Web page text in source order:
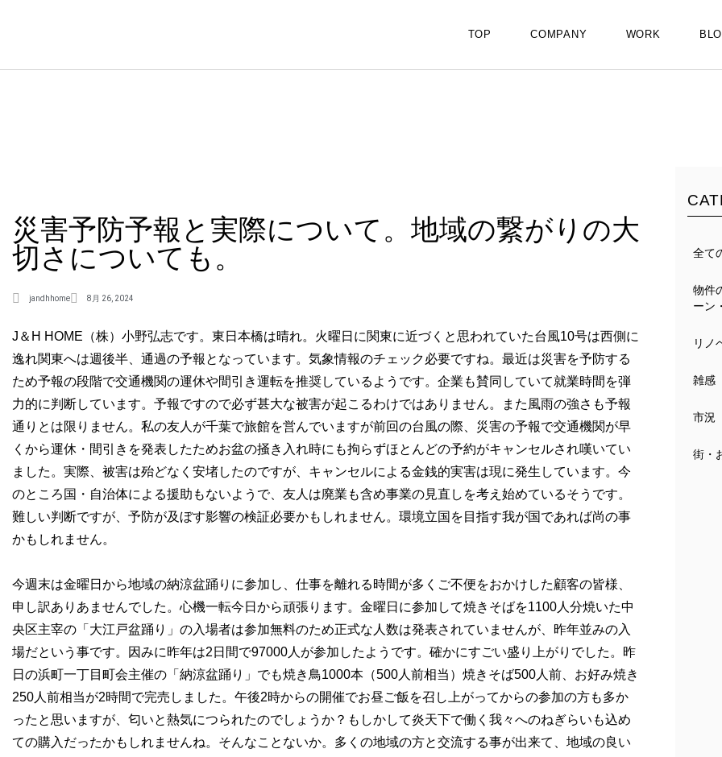
TOP COMPANY WORK
災害予防予報と実際について。地域の繋がりの大
切さについても。
jandhhome 8月 26, 2024
J＆H HOME（株）小野弘志です。東日本橋は晴れ。火曜日に関東に近づくと思われていた台風10号は西側に
逸れ関東へは週後半、通過の予報となっています。気象情報のチェック必要ですね。最近は災害を予防する
ため予報の段階で交通機関の運休や間引き運転を推奨しているようです。企業も賛同していて就業時間を弾
力的に判断しています。予報ですので必ず甚大な被害が起こるわけではありません。また風雨の強さも予報
通りとは限りません。私の友人が千葉で旅館を営んでいますが前回の台風の際、災害の予報で交通機関が早
くから運休・間引きを発表したためお盆の掻き入れ時にも拘らずほとんどの予約がキャンセルされ嘆いてい
ました。実際、被害は殆どなく安堵したのですが、キャンセルによる金銭的実害は現に発生しています。今
のところ国・自治体による援助もないようで、友人は廃業も含め事業の見直しを考え始めているそうです。
難しい判断ですが、予防が及ぼす影響の検証必要かもしれません。環境立国を目指す我が国であれば尚の事
かもしれません。
今週末は金曜日から地域の納涼盆踊りに参加し、仕事を離れる時間が多くご不便をおかけした顧客の皆様、
申し訳ありあませんでした。心機一転今日から頑張ります。金曜日に参加して焼きそばを1100人分焼いた中
央区主宰の「大江戸盆踊り」の入場者は参加無料のため正式な人数は発表されていませんが、昨年並みの入
場だという事です。因みに昨年は2日間で97000人が参加したようです。確かにすごい盛り上がりでした。昨
日の浜町一丁目町会主催の「納涼盆踊り」でも焼き鳥1000本（500人前相当）焼きそば500人前、お好み焼き
250人前相当が2時間で完売しました。午後2時からの開催でお昼ご飯を召し上がってからの参加の方も多か
ったと思いますが、匂いと熱気につられたのでしょうか？もしかして炎天下で働く我々へのねぎらいも込め
ての購入だったかもしれませんね。そんなことないか。多くの地域の方と交流する事が出来て、地域の良い
全て
物件
ーン
リノ
雑感
市況
街・